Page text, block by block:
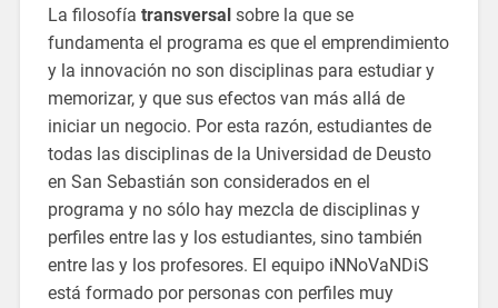
La filosofía transversalsobre la que se
fundamenta el programa es que el emprendimiento
y la innovación no son disciplinas para estudiar y
memorizar, y que sus efectos van más allá de
iniciar un negocio. Por esta razón, estudiantes de
todas las disciplinas de la Universidad de Deusto
en San Sebastián son considerados en el
programa y no sólo hay mezcla de disciplinas y
perfiles entre las y los estudiantes, sino también
entre las y los profesores. El equipo iNNoVaNDiS
está formado por personas con perfiles muy